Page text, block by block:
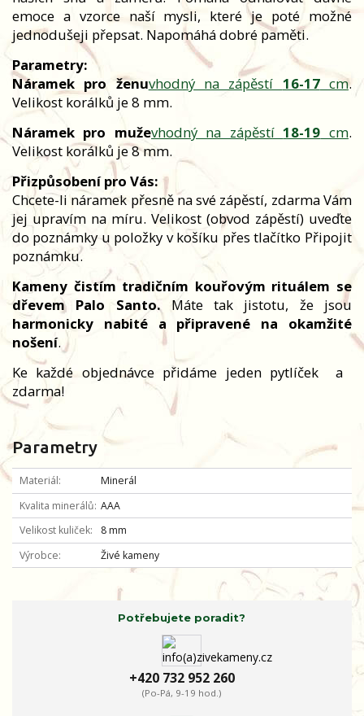
emoce a vzorce naší mysli, které je poté možné
jednodušeji přepsat. Napomáhá dobré paměti.
Parametry:
Náramek pro ženuvhodný na zápěstí 16-17cm.
Velikost korálků je 8 mm.
Náramek pro muževhodný na zápěstí18-19 cm.
Velikost korálků je 8 mm.
Přizpůsobení pro Vás:
Chcete-li náramek přesně na své zápěstí, zdarma Vám
jej upravím na míru. Velikost (obvod zápěstí) uveďte
do poznámky u položky v košíku přes tlačítko Připojit
poznámku.
Kameny čistím tradičním kouřovým rituálem se
dřevem Palo Santo.Máte tak jistotu, že jsou
harmonicky nabité a připravené na okamžité
nošení.
Ke každé objednávce přidáme jeden pytlíček
a
zdarma!
Parametry
Materiál
Minerál
Kvalita minerálů AAA
Velikost kuliček
8 mm
Výrobce
Živé kameny
Potřebujete poradit?
+420 732 952 260
(Po-Pá, 9-19 hod.)